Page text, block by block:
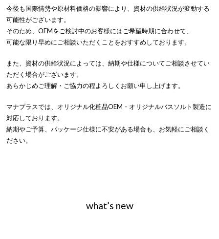
今後も国際情勢や原材料価格の影響により、資材の供給状況が変動する
可能性がございます。
そのため、OEMをご検討中のお客様にはご希望時期に合わせて、
可能な限り早めにご相談いただくことをおすすめしております。
また、資材の供給状況によっては、納期や仕様についてご相談させてい
ただく場合がございます。
あらかじめご理解・ご協力の程よろしくお願い申し上げます。
マナプラスでは、オリジナル化粧品OEM・オリジナルバスソルト製造に
対応しております。
納期やご予算、パッケージ仕様に不安がある場合も、お気軽にご相談く
ださい。
what’s new